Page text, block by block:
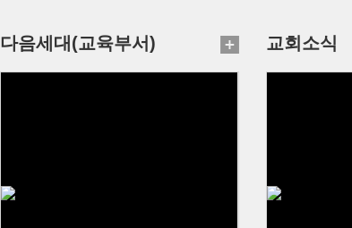
다음세대(교육부서) 교회소식